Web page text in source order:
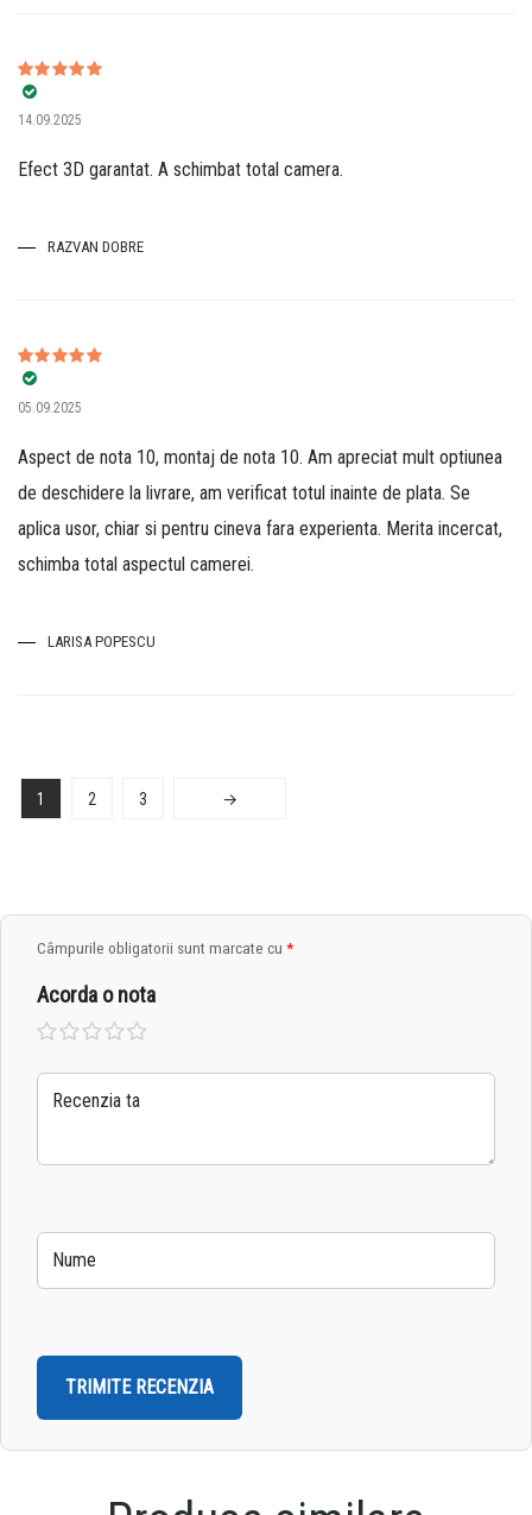
Evaluat la
din 5
14.09.2025
Efect 3D garantat. A schimbat total camera.
RAZVAN DOBRE
Evaluat la
din 5
05.09.2025
Aspect de nota 10, montaj de nota 10. Am apreciat mult optiunea
de deschidere la livrare, am verificat totul inainte de plata. Se
aplica usor, chiar si pentru cineva fara experienta. Merita incercat,
schimba total aspectul camerei.
LARISA POPESCU
1 2 3 →
Câmpurile obligatorii sunt marcate cu *
Acorda o nota
Una
din 5
2 din
5
3 din
5
4 din
5
5 din
5